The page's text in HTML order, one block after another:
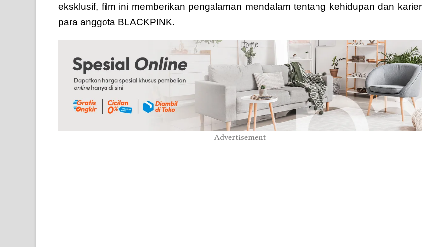
eksklusif, film ini memberikan pengalaman mendalam tentang kehidupan dan karier
para anggota BLACKPINK.
Advertisement